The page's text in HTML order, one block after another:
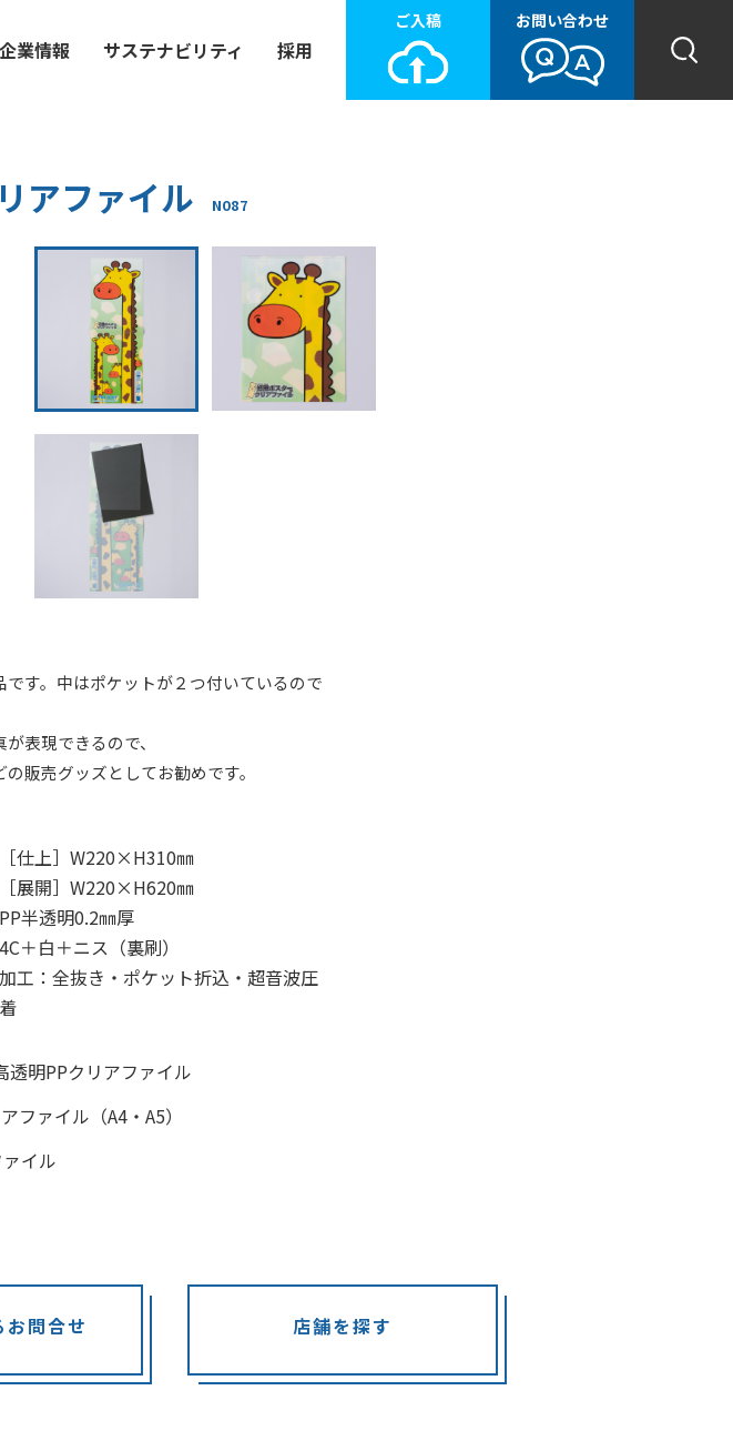
企業情報 サステナビリティ 採用
ご入稿 お問い合わせ
アファイル N087
す。中はポケットが２つ付いているので
表現できるので、
販売グッズとしてお勧めです。
［仕上］W220×H310㎜
［展開］W220×H620㎜
PP半透明0.2㎜厚
4C＋白＋ニス（裏刷）
加工：全抜き・ポケット折込・超音波圧
着
透明PPクリアファイル
ファイル（A4・A5）
イル
お問合せ 店舗を探す